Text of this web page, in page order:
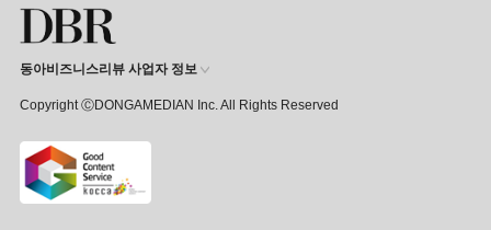
15,000여 건의 DBR 콘텐츠를
동아비즈니스리뷰 사업자 정보
Copyright ⒸDONGAMEDIAN Inc. All Rights Reserved